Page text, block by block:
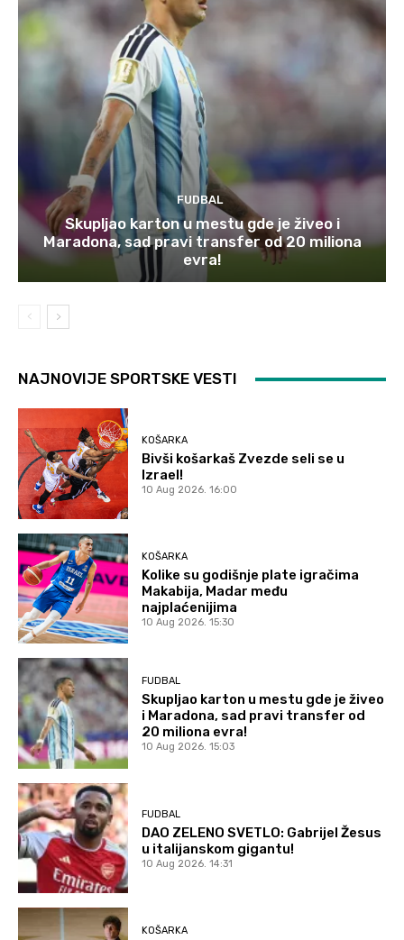
FUDBAL
Skupljao karton u mestu gde je živeo i
Maradona, sad pravi transfer od 20 miliona
evra!
NAJNOVIJE SPORTSKE VESTI
KOŠARKA
Bivši košarkaš Zvezde seli se u
Izrael!
10 Aug 2026. 16:00
KOŠARKA
Kolike su godišnje plate igračima
Makabija, Madar među
najplaćenijima
10 Aug 2026. 15:30
FUDBAL
Skupljao karton u mestu gde je živeo
i Maradona, sad pravi transfer od
20 miliona evra!
10 Aug 2026. 15:03
FUDBAL
DAO ZELENO SVETLO: Gabrijel Žesus
u italijanskom gigantu!
10 Aug 2026. 14:31
KOŠARKA